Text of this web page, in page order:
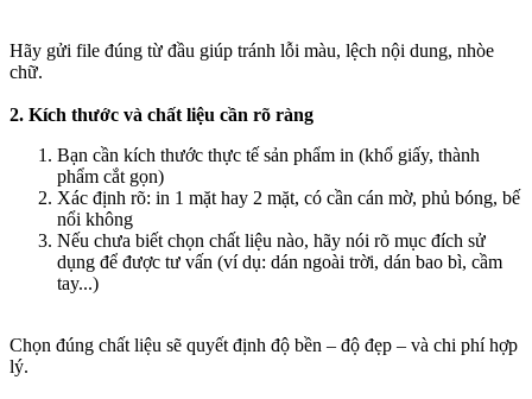
Hãy gửi file đúng từ đầu giúp tránh lỗi màu, lệch nội dung, nhòe
chữ.
2. Kích thước và chất liệu cần rõ ràng
Bạn cần kích thước thực tế sản phẩm in (khổ giấy, thành
phẩm cắt gọn)
Xác định rõ: in 1 mặt hay 2 mặt, có cần cán mờ, phủ bóng, bế
nổi không
Nếu chưa biết chọn chất liệu nào, hãy nói rõ mục đích sử
dụng để được tư vấn (ví dụ: dán ngoài trời, dán bao bì, cầm
tay...)
Chọn đúng chất liệu sẽ quyết định độ bền – độ đẹp – và chi phí hợp
lý.